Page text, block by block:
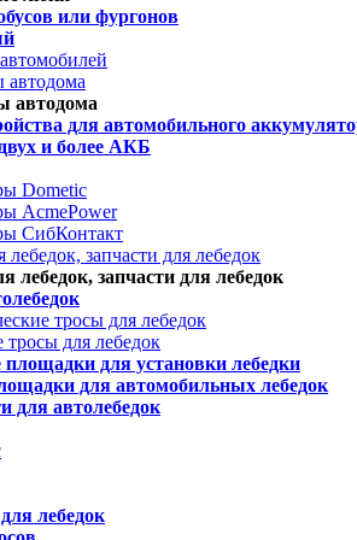
или фургонов
автодома
автодома
для автомобильного
и более АКБ
Dometic
AcmePower
СибКонтакт
лебедок, запчасти для лебедок
лебедок, запчасти для лебедок
тросы для лебедок
тросы для лебедок
для установки лебедки
для автомобильных лебедок
для автолебедок
лебедок